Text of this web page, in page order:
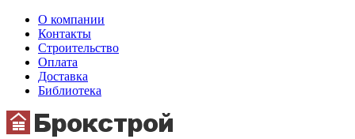
О компании
Контакты
Строительство
Оплата
Доставка
Библиотека